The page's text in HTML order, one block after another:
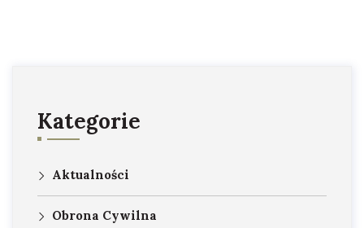
Kategorie
Aktualności
Obrona Cywilna